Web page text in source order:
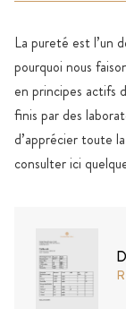
La pureté est l’un
pourquoi nous
en principes actifs
finis par des
d’apprécier toute
consulter ici